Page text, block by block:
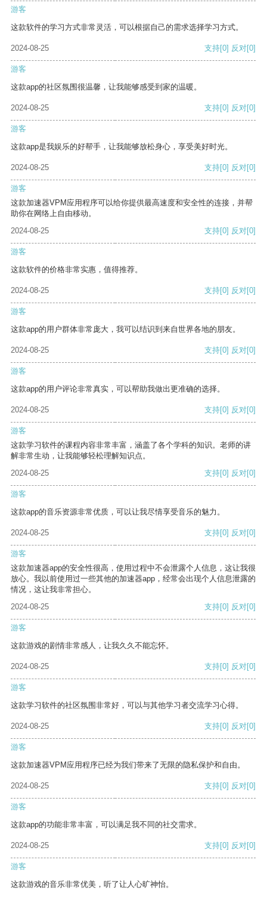
游客
这款软件的学习方式非常灵活，可以根据自己的需求选择学习方式。
2024-08-25 支持[0] 反对[0]
游客
这款app的社区氛围很温馨，让我能够感受到家的温暖。
2024-08-25 支持[0] 反对[0]
游客
这款app是我娱乐的好帮手，让我能够放松身心，享受美好时光。
2024-08-25 支持[0] 反对[0]
游客
这款加速器VPM应用程序可以给你提供最高速度和安全性的连接，并帮
助你在网络上自由移动。
2024-08-25
支持[0] 反对[0]
游客
这款软件的价格非常实惠，值得推荐。
2024-08-25 支持[0] 反对[0]
游客
这款app的用户群体非常庞大，我可以结识到来自世界各地的朋友。
2024-08-25 支持[0] 反对[0]
游客
这款app的用户评论非常真实，可以帮助我做出更准确的选择。
2024-08-25 支持[0] 反对[0]
游客
这款学习软件的课程内容非常丰富，涵盖了各个学科的知识。老师的讲
解非常生动，让我能够轻松理解知识点。
2024-08-25
支持[0] 反对[0]
游客
这款app的音乐资源非常优质，可以让我尽情享受音乐的魅力。
2024-08-25 支持[0] 反对[0]
游客
这款加速器app的安全性很高，使用过程中不会泄露个人信息，这让我很
放心。我以前使用过一些其他的加速器app，经常会出现个人信息泄露的
情况，这让我非常担心。
2024-08-25
支持[0] 反对[0]
游客
这款游戏的剧情非常感人，让我久久不能忘怀。
2024-08-25 支持[0] 反对[0]
游客
这款学习软件的社区氛围非常好，可以与其他学习者交流学习心得。
2024-08-25 支持[0] 反对[0]
游客
这款加速器VPM应用程序已经为我们带来了无限的隐私保护和自由。
2024-08-25 支持[0] 反对[0]
游客
这款app的功能非常丰富，可以满足我不同的社交需求。
2024-08-25 支持[0] 反对[0]
游客
这款游戏的音乐非常优美，听了让人心旷神怡。